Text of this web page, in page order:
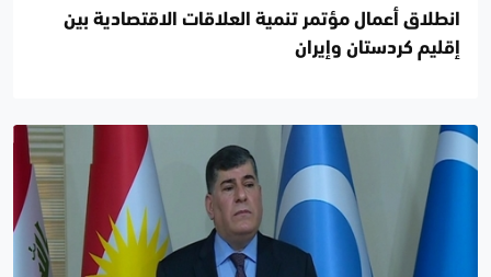
انطلاق أعمال مؤتمر تنمية العلاقات الاقتصادية بين
إقليم كردستان وإيران